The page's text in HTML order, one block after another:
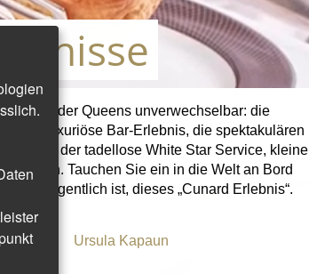
Bord der Queens unverwechselbar: die
das luxuriöse Bar-Erlebnis, die spektakulären
der tadellose White Star Service, kleine
machen. Tauchen Sie ein in die Welt an Bord
das eigentlich ist, dieses „Cunard Erlebnis“.
Ursula Kapaun